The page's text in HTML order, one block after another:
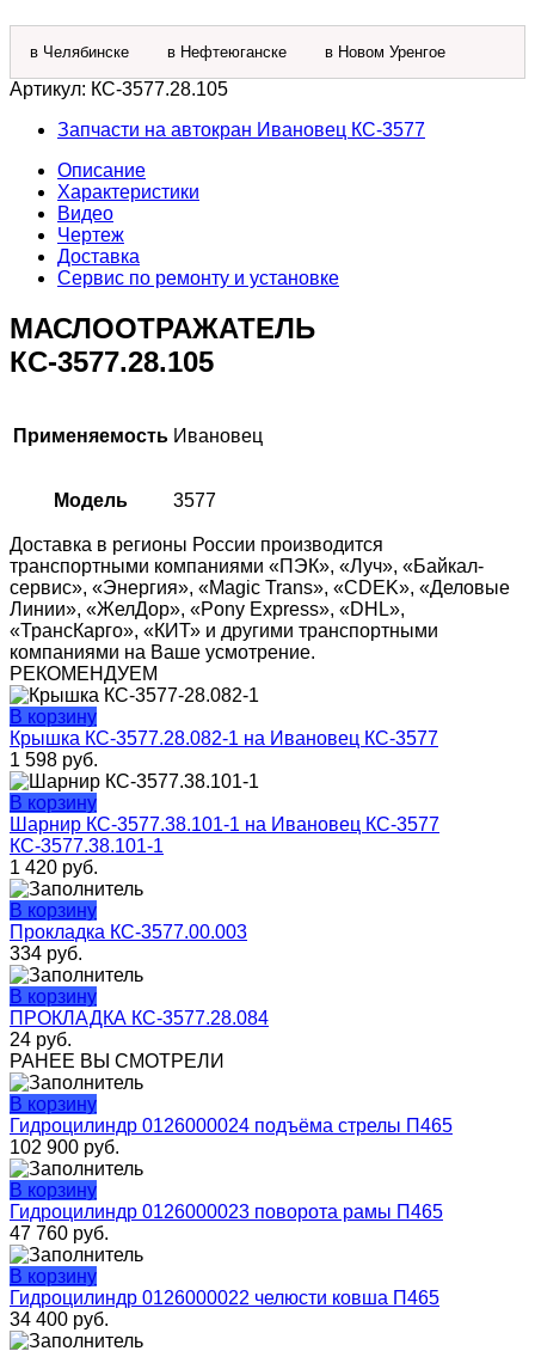
в Челябинске в Нефтеюганске в Новом Уренгое
Артикул: КС-3577.28.105
Запчасти на автокран Ивановец КС-3577
Описание
Характеристики
Видео
Чертеж
Доставка
Сервис по ремонту и установке
МАСЛООТРАЖАТЕЛЬ
КС-3577.28.105
Применяемость Ивановец
Модель 3577
Доставка в регионы России производится
транспортными компаниями «ПЭК», «Луч», «Байкал-
сервис», «Энергия», «Magic Trans», «CDEK», «Деловые
Линии», «ЖелДор», «Pony Express», «DHL»,
«ТрансКарго», «КИТ» и другими транспортными
компаниями на Ваше усмотрение.
РЕКОМЕНДУЕМ
В корзину
Крышка КС-3577.28.082-1 на Ивановец КС-3577
1 598 руб.
В корзину
Шарнир КС-3577.38.101-1 на Ивановец КС-3577
КС-3577.38.101-1
1 420 руб.
В корзину
Прокладка КС-3577.00.003
334 руб.
В корзину
ПРОКЛАДКА КС-3577.28.084
24 руб.
РАНЕЕ ВЫ СМОТРЕЛИ
В корзину
Гидроцилиндр 0126000024 подъёма стрелы П465
102 900 руб.
В корзину
Гидроцилиндр 0126000023 поворота рамы П465
47 760 руб.
В корзину
Гидроцилиндр 0126000022 челюсти ковша П465
34 400 руб.